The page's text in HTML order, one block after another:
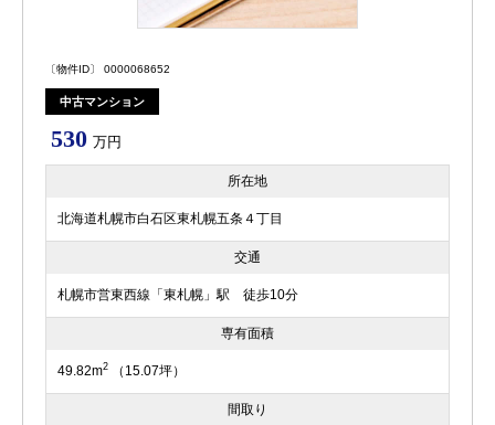
〔物件ID〕 0000068652
中古マンション
530 万円
所在地
北海道札幌市白石区東札幌五条４丁目
交通
札幌市営東西線「東札幌」駅 徒歩10分
専有面積
49.82m2 （15.07坪）
間取り